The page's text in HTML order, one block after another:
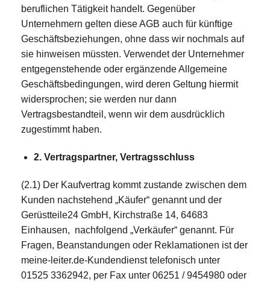
beruflichen Tätigkeit handelt. Gegenüber
Unternehmern gelten diese AGB auch für künftige
Geschäftsbeziehungen, ohne dass wir nochmals auf
sie hinweisen müssten. Verwendet der Unternehmer
entgegenstehende oder ergänzende Allgemeine
Geschäftsbedingungen, wird deren Geltung hiermit
widersprochen; sie werden nur dann
Vertragsbestandteil, wenn wir dem ausdrücklich
zugestimmt haben.
2. Vertragspartner, Vertragsschluss
(2.1) Der Kaufvertrag kommt zustande zwischen dem
Kunden nachstehend „Käufer“ genannt und der
Gerüstteile24 GmbH, Kirchstraße 14, 64683
Einhausen, nachfolgend „Verkäufer“ genannt. Für
Fragen, Beanstandungen oder Reklamationen ist der
meine-leiter.de-Kundendienst telefonisch unter
01525 3362942, per Fax unter 06251 / 9454980 oder